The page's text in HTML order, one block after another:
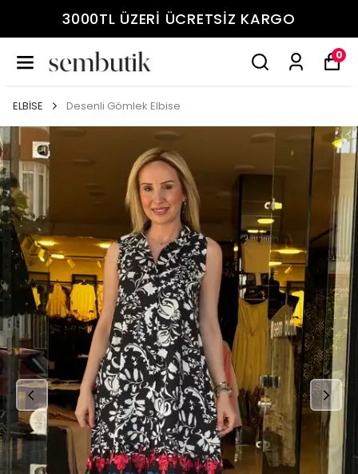
3000TL ÜZERİ ÜCRETSİZ KARGO
0
ELBİSE Desenli Gömlek Elbise